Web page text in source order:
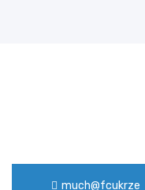
much@fcukrze